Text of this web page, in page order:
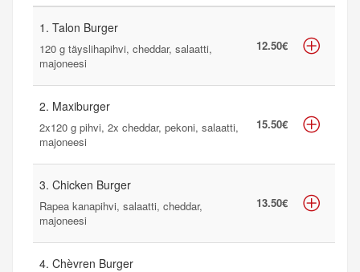
1. Talon Burger
120 g täyslihapihvi, cheddar, salaatti,
majoneesi
12.50€
2. Maxiburger
2x120 g pihvi, 2x cheddar, pekoni, salaatti,
majoneesi
15.50€
3. Chicken Burger
Rapea kanapihvi, salaatti, cheddar,
majoneesi
13.50€
4. Chèvren Burger